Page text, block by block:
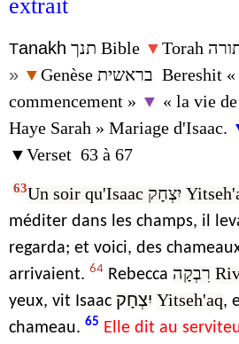
extrait
Tanakh תנך Bible ▼Torah
» ▼Genèse בראשית Bereshit
commencement » ▼ « la vie
Haye Sarah » Mariage d'Isaac.
▼Verset 63 à 67
63Un soir qu'Isaac יִצְחָק
méditer dans les champs, il
regarda; et voici, des
arrivaient. 64 Rebecca רִבְקָה
yeux, vit Isaac יִצְחָק Yitseh'aq,
chameau. 65 Elle dit au